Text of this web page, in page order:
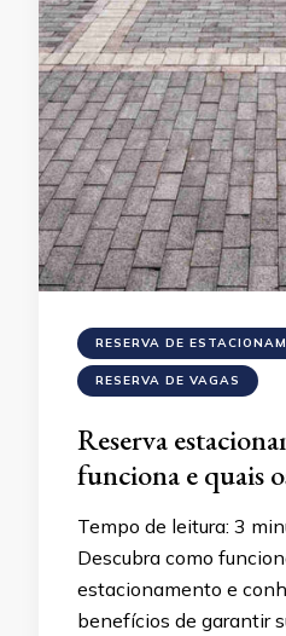
RESERVA DE
RESERVA DE VAGAS
Reserva
funciona e quais
Tempo de leitura: 3
Descubra como
estacionamento e
benefícios de garantir